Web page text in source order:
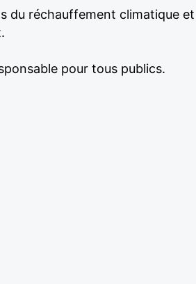
du réchauffement climatique
pour tous publics.